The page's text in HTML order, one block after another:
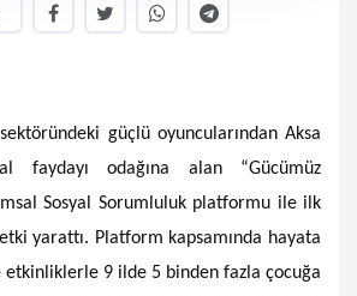
güçlü oyuncularından Aksa
faydayı odağına alan “Gücümüz
Sosyal Sorumluluk platformu ile ilk
yarattı. Platform kapsamında hayata
9 ilde 5 binden fazla çocuğa